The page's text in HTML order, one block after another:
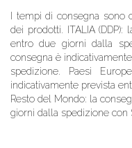
I tempi di consegna
dei prodotti. ITALIA
entro due giorni dalla
consegna è
spedizione. Paesi
indicativamente prevista
Resto del Mondo: la
giorni dalla spedizione con